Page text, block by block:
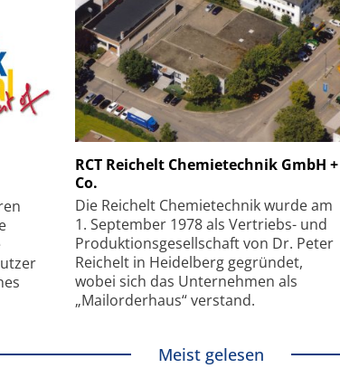
RCT Reichelt Chemietechnik GmbH +
Co.
Die Reichelt Chemietechnik wurde am
1. September 1978 als Vertriebs- und
Produktionsgesellschaft von Dr. Peter
Reichelt in Heidelberg gegründet,
wobei sich das Unternehmen als
„Mailorderhaus“ verstand.
SmarAct GmbH
kleinstem Raum
Meist gelesen